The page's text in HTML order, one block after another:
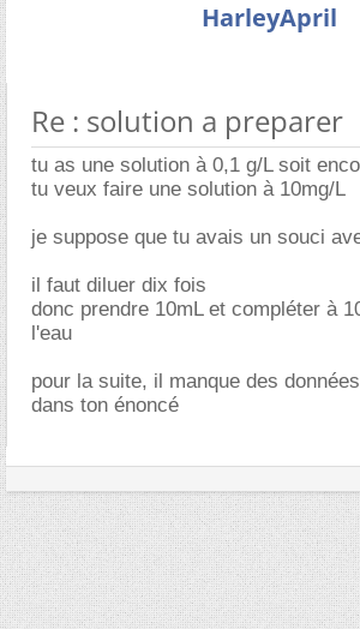
HarleyApril
Re : solution a preparer
tu as une solution à 0,1 g/L soit
tu veux faire une solution à 10mg/L
je suppose que tu avais un souci
il faut diluer dix fois
donc prendre 10mL et compléter à
l'eau
pour la suite, il manque des
dans ton énoncé